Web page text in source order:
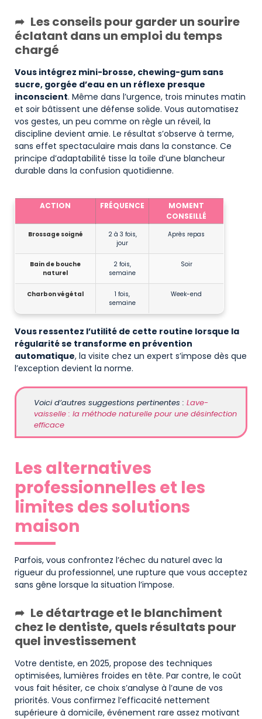
Les conseils pour garder un sourire
éclatant dans un emploi du temps
chargé
Vous intégrez mini-brosse, chewing-gum sans
sucre, gorgée d’eau en un réflexe presque
inconscient. Même dans l’urgence, trois minutes matin
et soir bâtissent une défense solide. Vous automatisez
vos gestes, un peu comme on règle un réveil, la
discipline devient amie. Le résultat s’observe à terme,
sans effet spectaculaire mais dans la constance. Ce
principe d’adaptabilité tisse la toile d’une blancheur
durable dans la confusion quotidienne.
ACTION FRÉQUENCE
MOMENT
CONSEILLÉ
Brossage soigné
2 à 3 fois,
jour
Après repas
Bain de bouche
naturel
2 fois,
semaine
Soir
Charbon végétal
1 fois,
semaine
Week-end
Vous ressentez l’utilité de cette routine lorsque la
régularité se transforme en prévention
automatique, la visite chez un expert s’impose dès que
l’exception devient la norme.
Voici d’autres suggestions pertinentes : Lave-
vaisselle : la méthode naturelle pour une désinfection
efficace
Les alternatives
professionnelles et les
limites des solutions
maison
Parfois, vous confrontez l’échec du naturel avec la
rigueur du professionnel, une rupture que vous acceptez
sans gêne lorsque la situation l’impose.
Le détartrage et le blanchiment
chez le dentiste, quels résultats pour
quel investissement
Votre dentiste, en 2025, propose des techniques
optimisées, lumières froides en tête. Par contre, le coût
vous fait hésiter, ce choix s’analyse à l’aune de vos
priorités. Vous confirmez l’efficacité nettement
supérieure à domicile, événement rare assez motivant